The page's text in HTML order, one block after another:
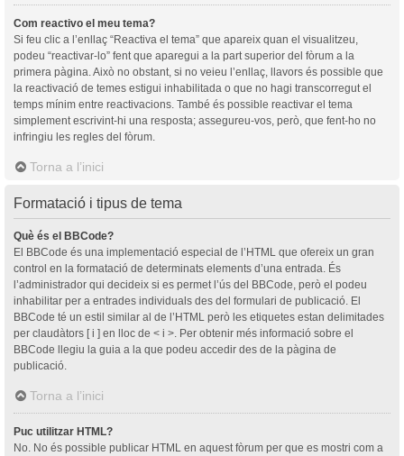
Com reactivo el meu tema?
Si feu clic a l’enllaç “Reactiva el tema” que apareix quan el visualitzeu,
podeu “reactivar-lo” fent que aparegui a la part superior del fòrum a la
primera pàgina. Això no obstant, si no veieu l’enllaç, llavors és possible que
la reactivació de temes estigui inhabilitada o que no hagi transcorregut el
temps mínim entre reactivacions. També és possible reactivar el tema
simplement escrivint-hi una resposta; assegureu-vos, però, que fent-ho no
infringiu les regles del fòrum.
Torna a l’inici
Formatació i tipus de tema
Què és el BBCode?
El BBCode és una implementació especial de l’HTML que ofereix un gran
control en la formatació de determinats elements d’una entrada. És
l’administrador qui decideix si es permet l’ús del BBCode, però el podeu
inhabilitar per a entrades individuals des del formulari de publicació. El
BBCode té un estil similar al de l’HTML però les etiquetes estan delimitades
per claudàtors [ i ] en lloc de < i >. Per obtenir més informació sobre el
BBCode llegiu la guia a la que podeu accedir des de la pàgina de
publicació.
Torna a l’inici
Puc utilitzar HTML?
No. No és possible publicar HTML en aquest fòrum per que es mostri com a